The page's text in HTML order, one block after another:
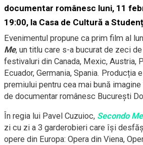
documentar românesc luni, 11
19:00, la Casa de Cultură a
Evenimentul propune ca prim film al
Me, un titlu care s-a bucurat de zeci
festivaluri din Canada, Mexic, Austria,
Ecuador, Germania, Spania. Producția
premiului pentru cea mai bună
de documentar românesc București
În regia lui Pavel Cuzuioc, Secondo Me
zi cu zi a 3 garderobieri care își
opere din Europa: Opera din Viena,